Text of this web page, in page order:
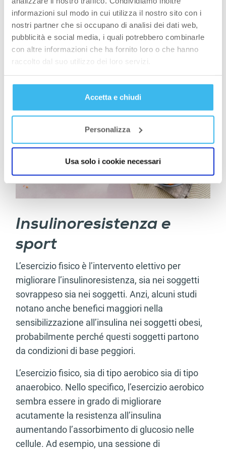
informazioni sul modo in cui utilizza il nostro sito con i
nostri partner che si occupano di analisi dei dati web,
pubblicità e social media, i quali potrebbero combinarle
con altre informazioni che ha fornito loro o che hanno
raccolto dal suo utilizzo dei loro servizi.
Accetta e chiudi
Personalizza
Usa solo i cookie necessari
chetogeniche, ma semplicemente tener
presente che un minor carico glicemico
dell’intera dieta può aiutare a rendere meno
evidente la condizione di insulinoresistenza.
Insulinoresistenza e
sport
L’esercizio fisico è l’intervento elettivo per
migliorare l’insulinoresistenza, sia nei soggetti
sovrappeso sia nei soggetti. Anzi, alcuni studi
notano anche benefici maggiori nella
sensibilizzazione all’insulina nei soggetti obesi,
probabilmente perché questi soggetti partono
da condizioni di base peggiori.
L’esercizio fisico, sia di tipo aerobico sia di tipo
anaerobico. Nello specifico, l’esercizio aerobico
sembra essere in grado di migliorare
acutamente la resistenza all’insulina
aumentando l’assorbimento di glucosio nelle
cellule. Ad esempio, una sessione di